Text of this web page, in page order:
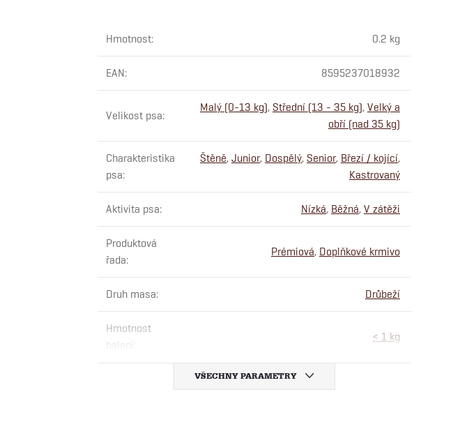
Hmotnost: 0.2 kg
EAN: 8595237018932
Velikost psa:
Malý (0-13 kg), Střední (13 - 35 kg), Velký a
obří (nad 35 kg)
Charakteristika
psa:
Štěně, Junior, Dospělý, Senior, Březí / kojící,
Kastrovaný
Aktivita psa: Nízká, Běžná, V zátěži
Produktová
řada:
Prémiová, Doplňkové krmivo
Druh masa: Drůbeží
Hmotnost
balení
< 1 kg
VŠECHNY PARAMETRY